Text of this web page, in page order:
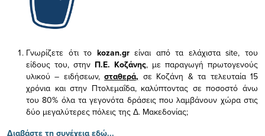
Γνωρίζετε ότι το kozan.gr είναι από τα ελάχισταsite, του
είδους του, στην Π.Ε. Κοζάνης, με παραγωγή πρωτογενούς
υλικού – ειδήσεων,σταθερά, σε Κοζάνη & τα τελευταία 15
χρόνια και στην Πτολεμαΐδα, καλύπτοντας σε ποσοστό άνω
του 80% όλα τα γεγονότα δράσεις που λαμβάνουν χώρα στις
δύο μεγαλύτερες πόλεις της Δ. Μακεδονίας;
Διαβάστε τη συνέχεια εδώ...